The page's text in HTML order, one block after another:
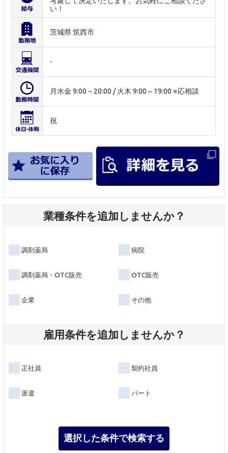
い！
茨城県 筑西市
-
月水金 9:00～20:00 / 火木 9:00～19:00 ※応相談
祝
業種条件を追加しませんか？
調剤薬局 病院
調剤薬局・OTC販売 OTC販売
企業 その他
雇用条件を追加しませんか？
正社員 契約社員
派遣 パート